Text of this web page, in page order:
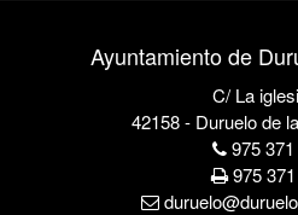
Ayuntamiento de
C/ La
42158 - Duruelo de
975
975